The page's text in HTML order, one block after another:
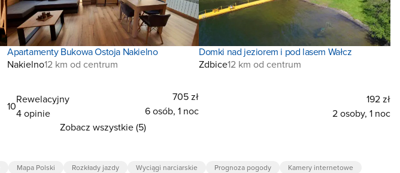
Apartamenty Bukowa Ostoja Nakielno
Nakielno12 km od centrum
10
Rewelacyjny
4 opinie
705 zł
6 osób, 1 noc
Domki nad jeziorem i pod lasem Wałcz
Zdbice12 km od centrum
192 zł
2 osoby, 1 noc
Zobacz wszystkie (5)
Mapa Polski Rozkłady jazdy Wyciągi narciarskie Prognoza pogody Kamery internetowe